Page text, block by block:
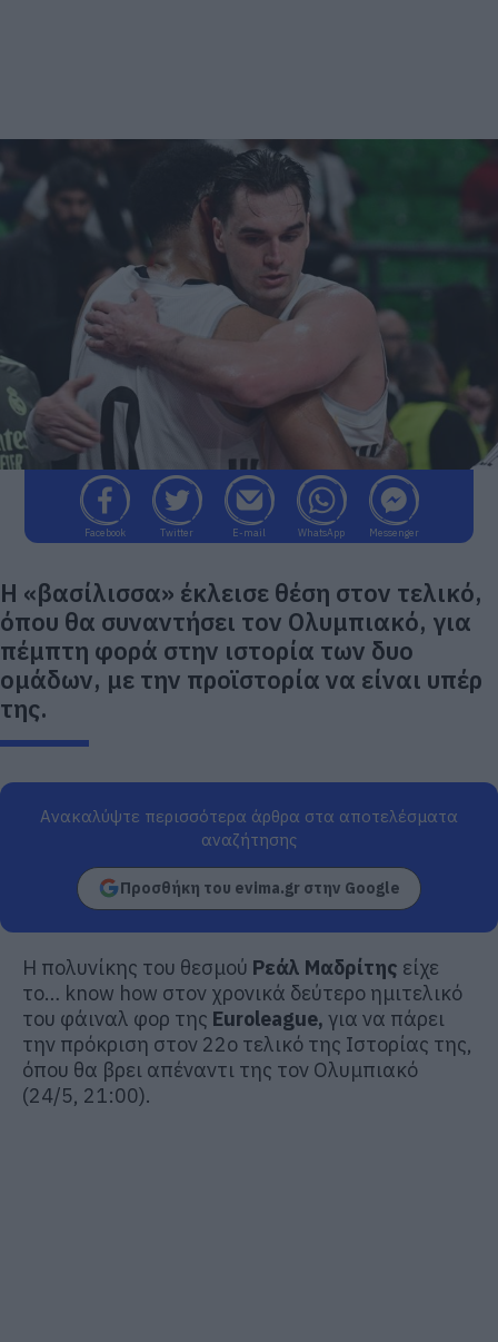
Facebook Twitter E-mail WhatsApp Messenger
Η «βασίλισσα» έκλεισε θέση στον τελικό,
όπου θα συναντήσει τον Ολυμπιακό, για
πέμπτη φορά στην ιστορία των δυο
ομάδων, με την προϊστορία να είναι υπέρ
της.
Ανακαλύψτε περισσότερα άρθρα στα αποτελέσματα
αναζήτησης
Προσθήκη του evima.gr στην Google
Η πολυνίκης του θεσμού Ρεάλ Μαδρίτης είχε
το… know how στον χρονικά δεύτερο ημιτελικό
του φάιναλ φορ της Euroleague, για να πάρει
την πρόκριση στον 22ο τελικό της Ιστορίας της,
όπου θα βρει απέναντι της τον Ολυμπιακό
(24/5, 21:00).